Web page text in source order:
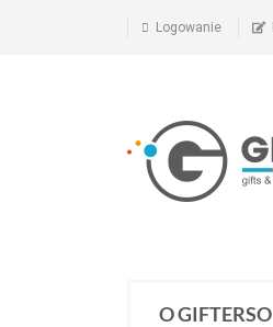
Logowanie
O GIFTERSO